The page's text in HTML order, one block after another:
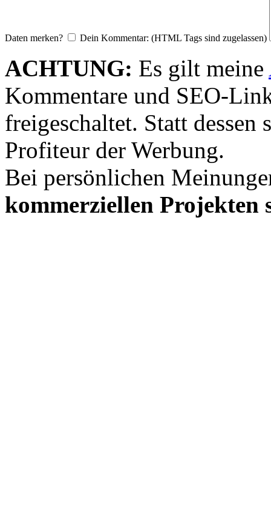
Daten merken? Dein Kommentar: (HTML Tags sind zugelassen)
ACHTUNG: Es gilt meine
Kommentare und SEO-
freigeschaltet. Statt dessen
Profiteur der Werbung.
Bei persönlichen
kommerziellen Projekten